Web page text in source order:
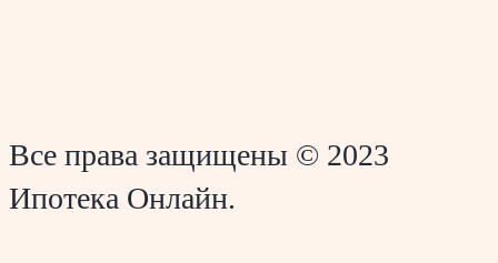
Все права защищены © 2023
Ипотека Онлайн.